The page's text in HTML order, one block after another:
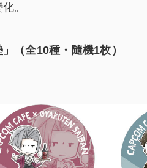
。
（全10種・隨機1枚）